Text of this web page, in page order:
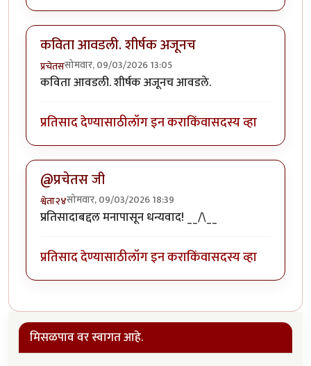
कविता आवडली. शीर्षक अजूनच
प्रचेतससोमवार, 09/03/2026 13:05
कविता आवडली. शीर्षक अजूनच आवडले.
प्रतिसाद देण्यासाठीलॉग इन कराकिंवासदस्य व्हा
@प्रचेतस जी
श्वेता२४सोमवार, 09/03/2026 18:39
प्रतिसादाबद्दल मनापासून धन्यवाद! __/\__
प्रतिसाद देण्यासाठीलॉग इन कराकिंवासदस्य व्हा
मिसळपाव वर स्वागत आहे.